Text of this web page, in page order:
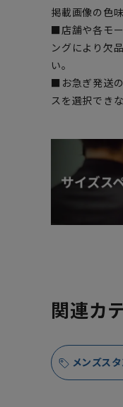
掲載画像の色
■店舗や各モ
ングにより欠
い。
■お急ぎ発送
スを選択でき
関連カ
メンズス